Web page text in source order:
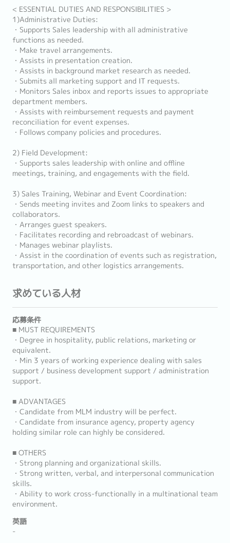
< ESSENTIAL DUTIES AND RESPONSIBILITIES >
1)Administrative Duties:
・Supports Sales leadership with all administrative
functions as needed.
・Make travel arrangements.
・Assists in presentation creation.
・Assists in background market research as needed.
・Submits all marketing support and IT requests.
・Monitors Sales inbox and reports issues to appropriate
department members.
・Assists with reimbursement requests and payment
reconciliation for event expenses.
・Follows company policies and procedures.
2) Field Development:
・Supports sales leadership with online and offline
meetings, training, and engagements with the field.
3) Sales Training, Webinar and Event Coordination:
・Sends meeting invites and Zoom links to speakers and
collaborators.
・Arranges guest speakers.
・Facilitates recording and rebroadcast of webinars.
・Manages webinar playlists.
・Assist in the coordination of events such as registration,
transportation, and other logistics arrangements.
求めている人材
応募条件
■ MUST REQUIREMENTS
・Degree in hospitality, public relations, marketing or
equivalent.
・Min 3 years of working experience dealing with sales
support / business development support / administration
support.
■ ADVANTAGES
・Candidate from MLM industry will be perfect.
・Candidate from insurance agency, property agency
holding similar role can highly be considered.
■ OTHERS
・Strong planning and organizational skills.
・Strong written, verbal, and interpersonal communication
skills.
・Ability to work cross-functionally in a multinational team
environment.
英語
-